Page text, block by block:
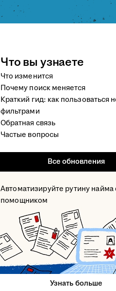
Что вы узнаете
Что изменится
Почему поиск меняется
Краткий гид: как пользоваться
фильтрами
Обратная связь
Частые вопросы
Все обновления
Автоматизируйте рутину
помощником
Узнать больше